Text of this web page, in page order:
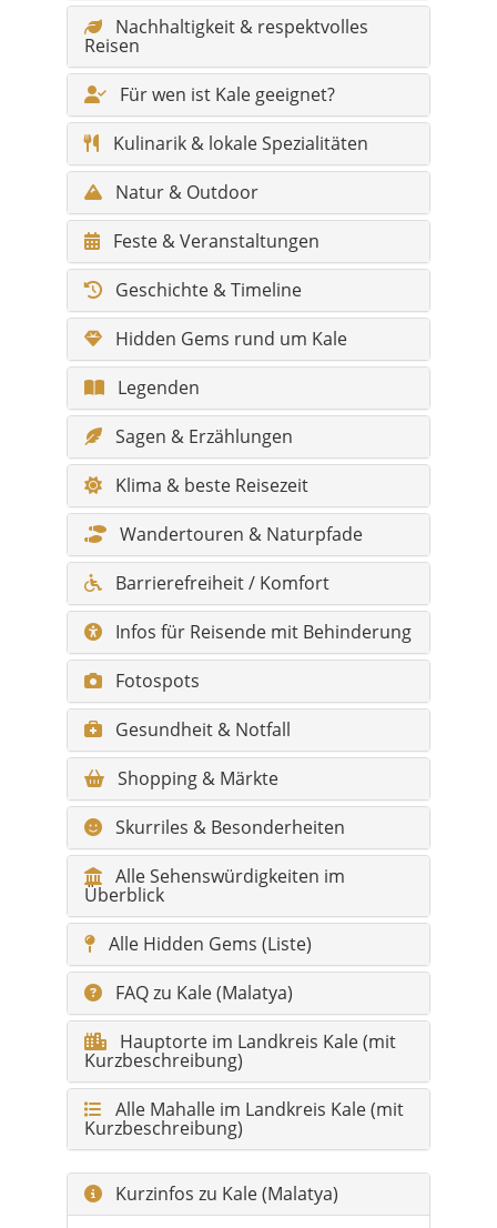
Nachhaltigkeit & respektvolles
Reisen
Für wen ist Kale geeignet?
Kulinarik & lokale Spezialitäten
Natur & Outdoor
Feste & Veranstaltungen
Geschichte & Timeline
Hidden Gems rund um Kale
Legenden
Sagen & Erzählungen
Klima & beste Reisezeit
Wandertouren & Naturpfade
Barrierefreiheit / Komfort
Infos für Reisende mit Behinderung
Fotospots
Gesundheit & Notfall
Shopping & Märkte
Skurriles & Besonderheiten
Alle Sehenswürdigkeiten im
Überblick
Alle Hidden Gems (Liste)
FAQ zu Kale (Malatya)
Hauptorte im Landkreis Kale (mit
Kurzbeschreibung)
Alle Mahalle im Landkreis Kale (mit
Kurzbeschreibung)
Kurzinfos zu Kale (Malatya)